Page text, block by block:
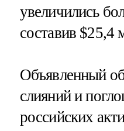
увеличились
составив $25,4
Объявленный
слияний и
российских